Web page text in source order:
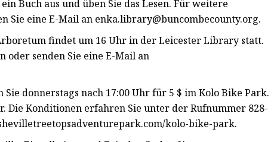
Buch aus und üben Sie das Lesen. Für weitere
Sie eine E-Mail an enka.library@buncombecounty.org.
findet um 16 Uhr in der Leicester Library statt.
oder senden Sie eine E-Mail an
Sie donnerstags nach 17:00 Uhr für 5 $ im Kolo Bike Park.
Konditionen erfahren Sie unter der Rufnummer 828-
kolo-bike-park.